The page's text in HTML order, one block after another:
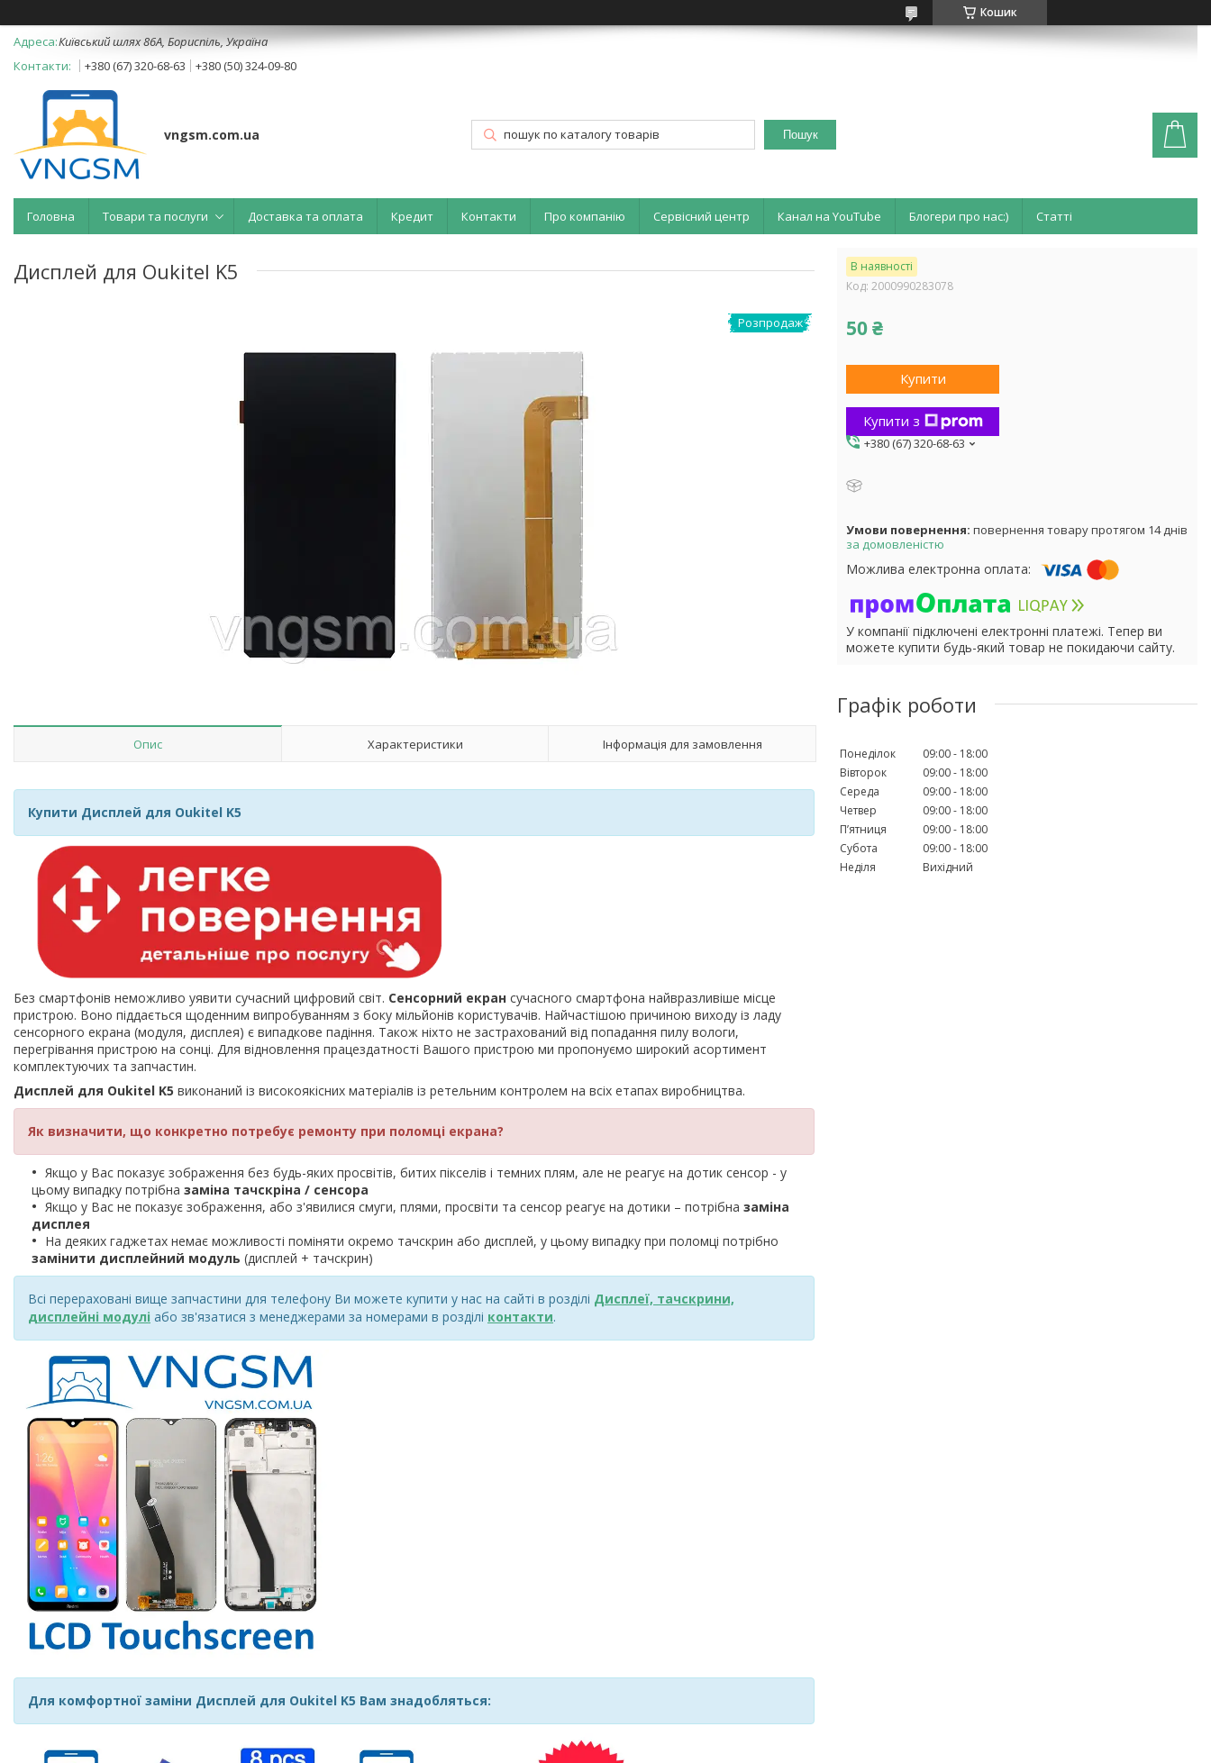
Кошик
Київський шлях 86А, Бориспіль, Україна
+380 (67) 320-68-63
+380 (50) 324-09-80
vngsm.com.ua Пошук
Головна Товари та послуги Доставка та оплата Кредит Контакти Про компанію Сервісний центр Канал на YouTube Блогери про нас:) Статті
Дисплей для Oukitel K5
Розпродаж
Опис Характеристики Інформація для замовлення
Купити Дисплей для Oukitel K5
Без смартфонів неможливо уявити сучасний цифровий світ. Сенсорний екран сучасного смартфона найвразливіше місце
пристрою. Воно піддається щоденним випробуванням з боку мільйонів користувачів. Найчастішою причиною виходу із ладу
сенсорного екрана (модуля, дисплея) є випадкове падіння. Також ніхто не застрахований від попадання пилу вологи,
перегрівання пристрою на сонці. Для відновлення працездатності Вашого пристрою ми пропонуємо широкий асортимент
комплектуючих та запчастин.
Дисплей для Oukitel K5 виконаний із високоякісних матеріалів із ретельним контролем на всіх етапах виробництва.
Як визначити, що конкретно потребує ремонту при поломці екрана?
Якщо у Вас показує зображення без будь-яких просвітів, битих пікселів і темних плям, але не реагує на дотик сенсор - у
цьому випадку потрібна заміна тачскріна / сенсора
Якщо у Вас не показує зображення, або з'явилися смуги, плями, просвіти та сенсор реагує на дотики – потрібна заміна
дисплея
На деяких гаджетах немає можливості поміняти окремо тачскрин або дисплей, у цьому випадку при поломці потрібно
замінити дисплейний модуль (дисплей + тачскрин)
Всі перераховані вище запчастини для телефону Ви можете купити у нас на сайті в розділі Дисплеї, тачскрини,
дисплейні модулі або зв'язатися з менеджерами за номерами в розділі контакти.
Для комфортної заміни Дисплей для Oukitel K5 Вам знадобляться:
В наявності
Код: 2000990283078
50 ₴
Купити
Купити з
+380 (67) 320-68-63
повернення товару протягом 14 днів
за домовленістю
У компанії підключені електронні платежі. Тепер ви
можете купити будь-який товар не покидаючи сайту.
Графік роботи
Понеділок 09:00
18:00
Вівторок
09:00
18:00
Середа
09:00
18:00
Четвер
09:00
18:00
Пʼятниця
09:00
18:00
Субота
09:00
18:00
Неділя
Вихідний